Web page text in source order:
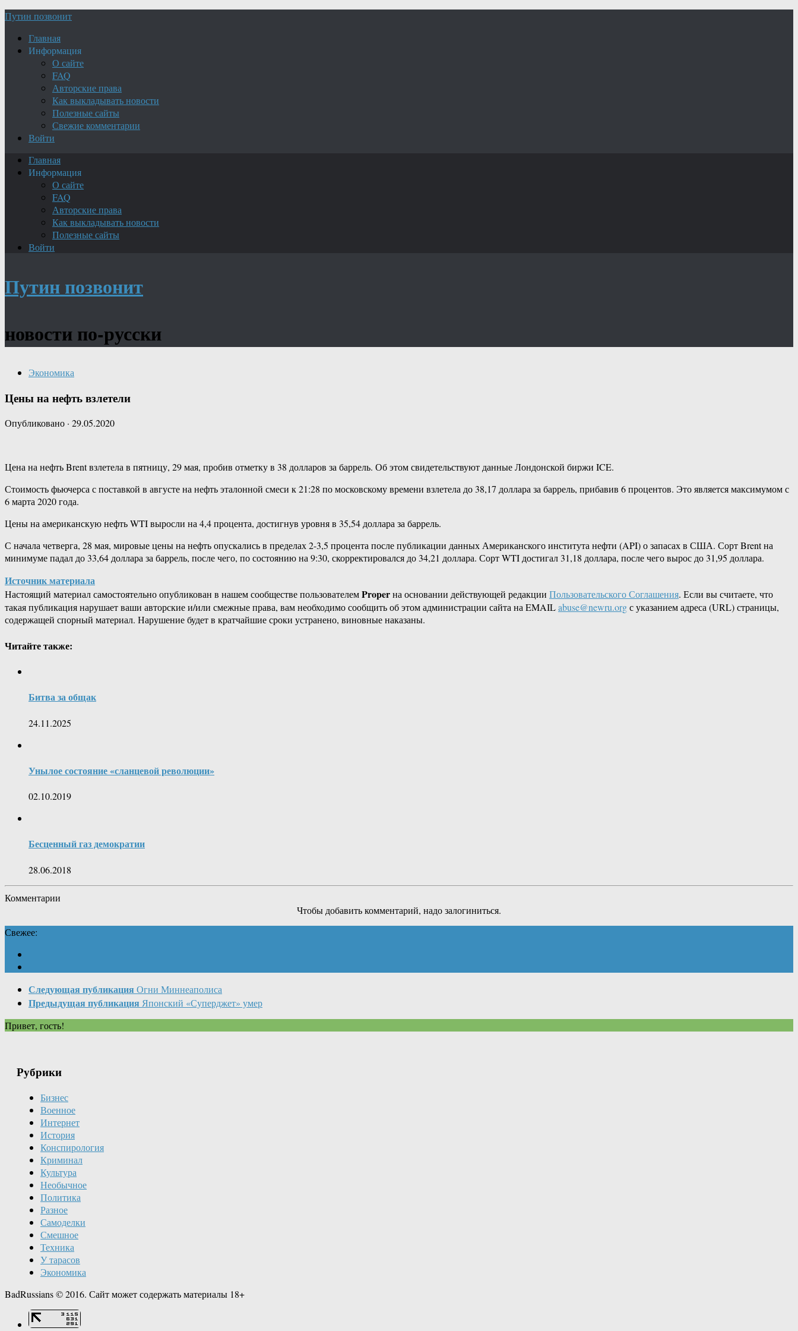
Путин позвонит
Главная
Информация
О сайте
FAQ
Авторские права
Как выкладывать новости
Полезные сайты
Свежие комментарии
Войти
Главная
Информация
О сайте
FAQ
Авторские права
Как выкладывать новости
Полезные сайты
Войти
Путин позвонит
новости по-русски
Экономика
Цены на нефть взлетели
Опубликовано · 29.05.2020
Цена на нефть Brent взлетела в пятницу, 29 мая, пробив отметку в 38 долларов за баррель. Об этом свидетельствуют данные Лондонской биржи ICE.
Стоимость фьючерса с поставкой в августе на нефть эталонной смеси к 21:28 по московскому времени взлетела до 38,17 доллара за баррель, прибавив 6 процентов. Это является максимумом с
6 марта 2020 года.
Цены на американскую нефть WTI выросли на 4,4 процента, достигнув уровня в 35,54 доллара за баррель.
С начала четверга, 28 мая, мировые цены на нефть опускались в пределах 2-3,5 процента после публикации данных Американского института нефти (API) о запасах в США. Сорт Brent на
минимуме падал до 33,64 доллара за баррель, после чего, по состоянию на 9:30, скорректировался до 34,21 доллара. Сорт WTI достигал 31,18 доллара, после чего вырос до 31,95 доллара.
Источник материала
Настоящий материал самостоятельно опубликован в нашем сообществе пользователемProperна основании действующей редакции Пользовательского Соглашения. Если вы считаете, что
такая публикация нарушает ваши авторские и/или смежные права, вам необходимо сообщить об этом администрации сайта на EMAILabuse@newru.orgс указанием адреса (URL) страницы,
содержащей спорный материал. Нарушение будет в кратчайшие сроки устранено, виновные наказаны.
Читайте также:
Битва за общак
24.11.2025
Унылое состояние «сланцевой революции»
02.10.2019
Бесценный газ демократии
28.06.2018
Комментарии
Чтобы добавить комментарий, надо залогиниться.
Свежее:
Следующая публикация Огни Миннеаполиса
Предыдущая публикация Японский «Суперджет» умер
Привет, гость!
Рубрики
Бизнес
Военное
Интернет
История
Конспирология
Криминал
Культура
Необычное
Политика
Разное
Самоделки
Смешное
Техника
У тарасов
Экономика
BadRussians © 2016. Сайт может содержать материалы 18+